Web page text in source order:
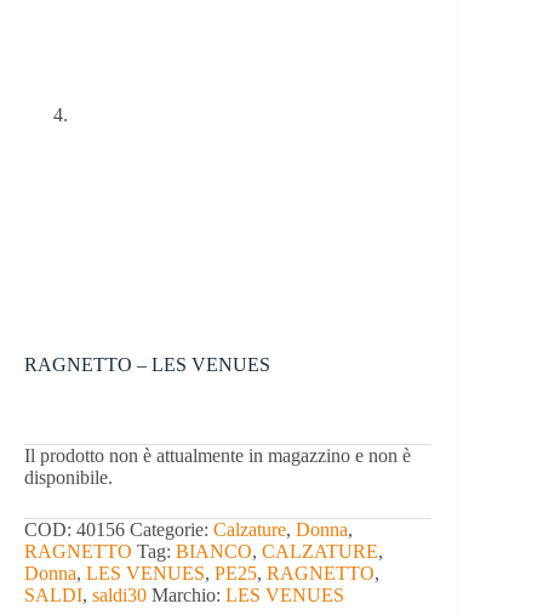
RAGNETTO – LES VENUES
Il prodotto non è attualmente in magazzino e non è
disponibile.
COD: 40156 Categorie: Calzature, Donna,
RAGNETTO Tag: BIANCO, CALZATURE,
Donna, LES VENUES, PE25, RAGNETTO,
SALDI, saldi30 Marchio: LES VENUES